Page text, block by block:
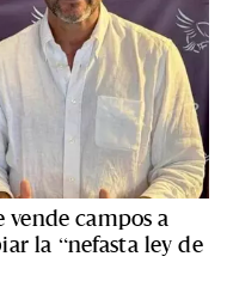
campos a
la “nefasta ley de